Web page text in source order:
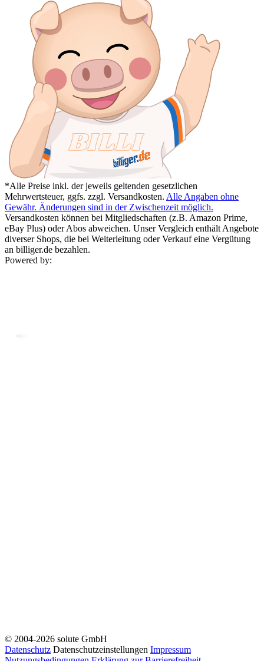
*Alle Preise inkl. der jeweils geltenden gesetzlichen
Mehrwertsteuer, ggfs. zzgl. Versandkosten. Alle Angaben ohne
Gewähr. Änderungen sind in der Zwischenzeit möglich.
Versandkosten können bei Mitgliedschaften (z.B. Amazon Prime,
eBay Plus) oder Abos abweichen. Unser Vergleich enthält Angebote
diverser Shops, die bei Weiterleitung oder Verkauf eine Vergütung
an billiger.de bezahlen.
Powered by:
© 2004-2026 solute GmbH
Datenschutz Datenschutzeinstellungen Impressum